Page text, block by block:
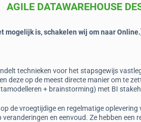
AGILE DATAWAREHOUSE
mogelijk is, schakelen wij om naar Online.]
technieken voor het stapsgewijs
deze op de meest directe manier om te
+ brainstorming) met BI
de vroegtijdige en regelmatige
en eenvoud. Ze hebben
trainer and has a lot